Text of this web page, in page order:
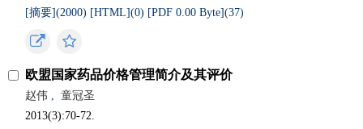
[摘要](2000) [HTML](0) [PDF 0.00 Byte](37)
欧盟国家药品价格管理简介及其评价
赵伟 ,
童冠圣
2013(3):70-72.